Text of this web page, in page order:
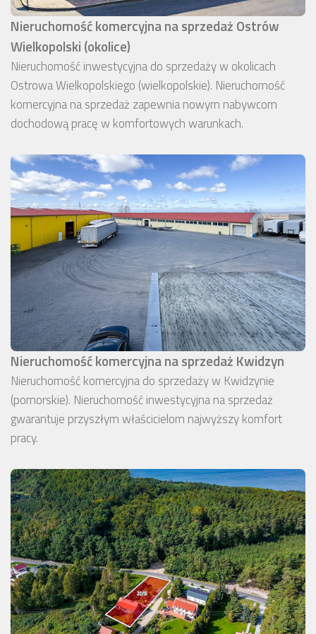
Nieruchomość komercyjna na sprzedaż Ostrów
Wielkopolski (okolice)
Nieruchomość inwestycyjna do sprzedaży w okolicach
Ostrowa Wielkopolskiego (wielkopolskie). Nieruchomość
komercyjna na sprzedaż zapewnia nowym nabywcom
dochodową pracę w komfortowych warunkach.
Nieruchomość komercyjna na sprzedaż Kwidzyn
Nieruchomość komercyjna do sprzedaży w Kwidzynie
(pomorskie). Nieruchomość inwestycyjna na sprzedaż
gwarantuje przyszłym właścicielom najwyższy komfort
pracy.